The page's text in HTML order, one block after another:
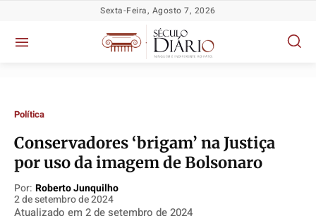
Política
Socioeconômicas
TV Século
Política
Socioeconômicas
TV Século
Política
Socioeconômicas
TV Século
Política
Socioeconômicas
TV Século
Sexta-Feira, Agosto 7, 2026
Política
Conservadores ‘brigam’ na Justiça
por uso da imagem de Bolsonaro
Por: Roberto Junquilho
2 de setembro de 2024
Atualizado em 2 de setembro de 2024